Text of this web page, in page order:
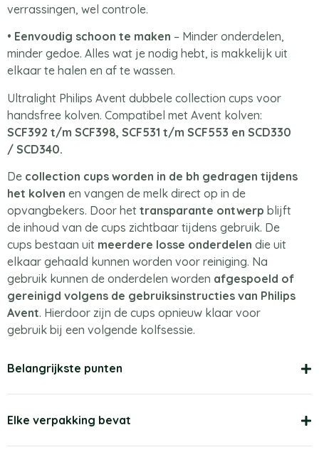
verrassingen, wel controle.
• Eenvoudig schoon te maken – Minder onderdelen,
minder gedoe. Alles wat je nodig hebt, is makkelijk uit
elkaar te halen en af te wassen.
Ultralight Philips Avent dubbele collection cups voor
handsfree kolven. Compatibel met Avent kolven:
SCF392 t/m SCF398, SCF531 t/m SCF553 en SCD330
/ SCD340.
De collection cups worden in de bh gedragen tijdens
het kolven en vangen de melk direct op in de
opvangbekers. Door het transparante ontwerp blijft
de inhoud van de cups zichtbaar tijdens gebruik. De
cups bestaan uit meerdere losse onderdelen die uit
elkaar gehaald kunnen worden voor reiniging. Na
gebruik kunnen de onderdelen worden afgespoeld of
gereinigd volgens de gebruiksinstructies van Philips
Avent. Hierdoor zijn de cups opnieuw klaar voor
gebruik bij een volgende kolfsessie.
Belangrijkste punten
Elke verpakking bevat